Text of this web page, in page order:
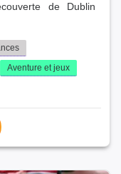
de Dublin
Aventure et jeux